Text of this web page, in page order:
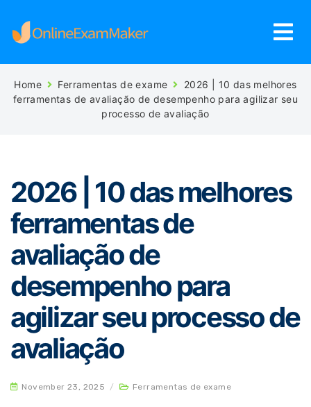
Home Ferramentas de exame
2026 | 10 das melhores
ferramentas de avaliação de desempenho para agilizar seu
processo de avaliação
2026 | 10 das melhores
ferramentas de
avaliação de
desempenho para
agilizar seu processo de
avaliação
November 23, 2025 / Ferramentas de exame